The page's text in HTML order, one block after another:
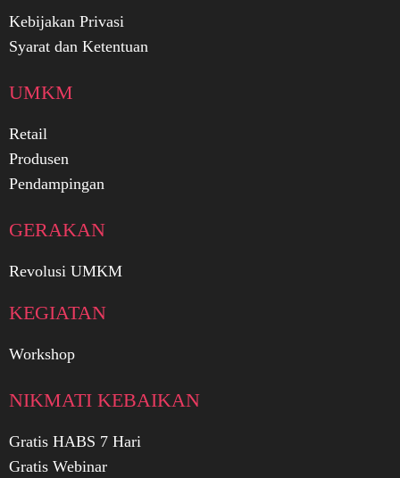
Kebijakan Privasi
Syarat dan Ketentuan
UMKM
Retail
Produsen
Pendampingan
GERAKAN
Revolusi UMKM
KEGIATAN
Workshop
NIKMATI KEBAIKAN
Gratis HABS 7 Hari
Gratis Webinar